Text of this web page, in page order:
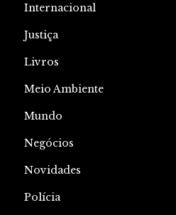
Internacional
Justiça
Livros
Meio Ambiente
Mundo
Negócios
Novidades
Polícia